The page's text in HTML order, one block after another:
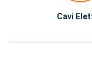
Cavi